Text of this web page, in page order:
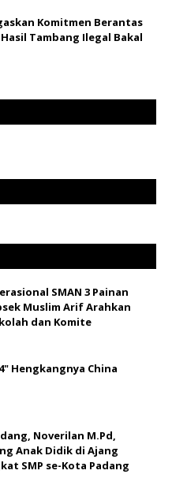
Komitmen Berantas
Tambang Ilegal Bakal
SMAN 3 Painan
Muslim Arif Arahkan
dan Komite
Hengkangnya China
Noverilan M.Pd,
Anak Didik di Ajang
SMP se-Kota Padang